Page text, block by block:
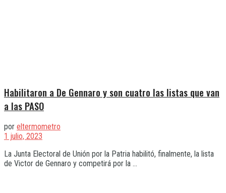
Habilitaron a De Gennaro y son cuatro las listas que van
a las PASO
por eltermometro
1 julio, 2023
La Junta Electoral de Unión por la Patria habilitó, finalmente, la lista
de Victor de Gennaro y competirá por la ...